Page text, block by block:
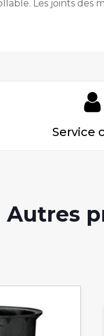
Les joints des
Service
Autres